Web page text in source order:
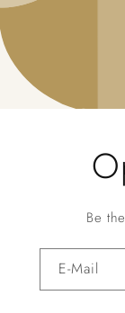
Be
E-Mail